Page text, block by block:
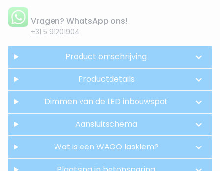
Vragen? WhatsApp ons!
+31 5 91201904
Product omschrijving
Productdetails
Dimmen van de LED inbouwspot
Aansluitschema
Wat is een WAGO lasklem?